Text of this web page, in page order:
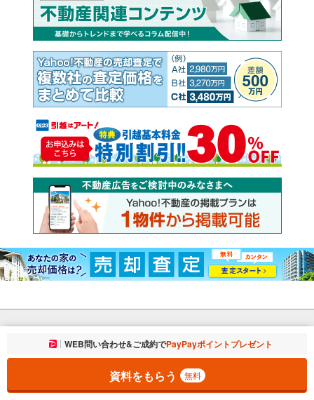
お気に入りに追加しました。 一覧を開く
WEB問い合わせ&ご成約でPayPayポイントプレゼント
資料をもらう 無料
プライバシーポリシープライバシーセンター
規約掲載希望の方へ
免責事項ご意見・ご要望ヘルプ